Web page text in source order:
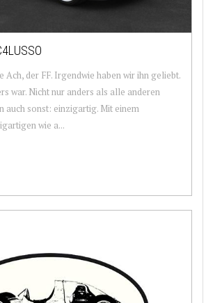
Ach, der FF. Irgendwie haben wir ihn geliebt.
war. Nicht nur anders als alle anderen
auch sonst: einzigartig. Mit einem
wie a...